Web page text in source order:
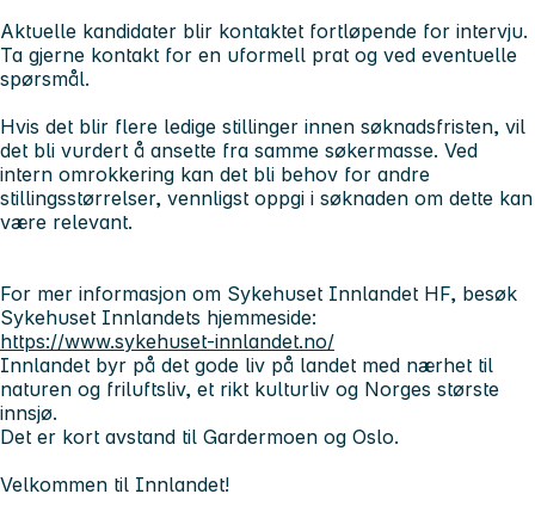
Aktuelle kandidater blir kontaktet fortløpende for intervju.
Ta gjerne kontakt for en uformell prat og ved eventuelle
spørsmål.
Hvis det blir flere ledige stillinger innen søknadsfristen, vil
det bli vurdert å ansette fra samme søkermasse. Ved
intern omrokkering kan det bli behov for andre
stillingsstørrelser, vennligst oppgi i søknaden om dette kan
være relevant.
For mer informasjon om Sykehuset Innlandet HF, besøk
Sykehuset Innlandets hjemmeside:
https://www.sykehuset-innlandet.no/
Innlandet byr på det gode liv på landet med nærhet til
naturen og friluftsliv, et rikt kulturliv og Norges største
innsjø.
Det er kort avstand til Gardermoen og Oslo.
Velkommen til Innlandet!